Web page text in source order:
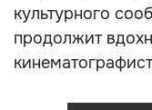
культурного
продолжит